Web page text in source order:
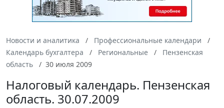
Новости и аналитика
Профессиональные календари
Календарь бухгалтера
Региональные
Пензенская
область
30 июля 2009
Налоговый календарь. Пензенская
область. 30.07.2009